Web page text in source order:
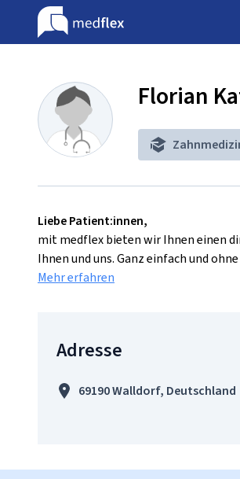
Florian
Liebe Patient:innen,
mit medflex bieten wir Ihnen einen
Ihnen und uns. Ganz einfach und
Mehr erfahren
Adresse
69190 Walldorf, Deutschland